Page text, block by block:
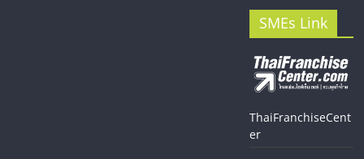
SMEs Link
ThaiFranchiseCent
er